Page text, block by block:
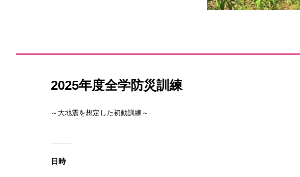
2025年度全学防災訓練
～大地震を想定した初動訓練～
日時